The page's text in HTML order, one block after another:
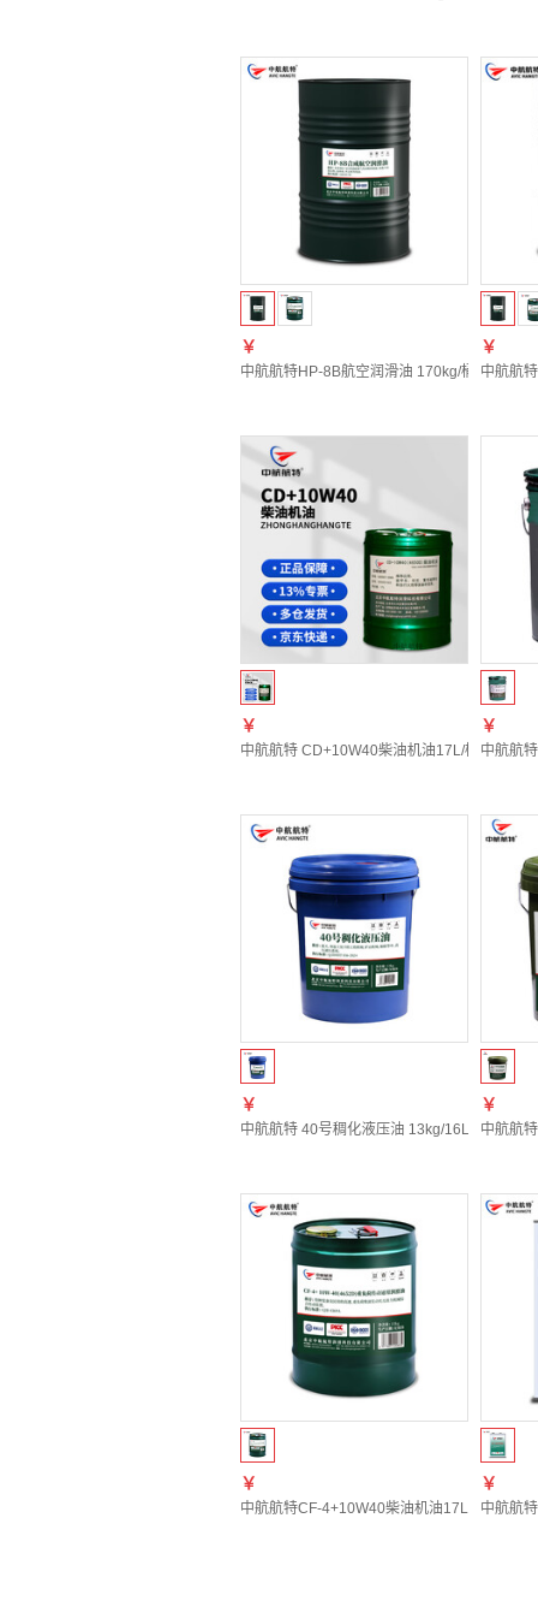
￥
中航航特HP-8B航空润滑油 170kg/桶
￥
中航航
￥
中航航特 CD+10W40柴油机油17L/桶
￥
中航航
￥
中航航特 40号稠化液压油 13kg/16L
￥
中航航
￥
中航航特CF-4+10W40柴油机油17L
￥
中航航